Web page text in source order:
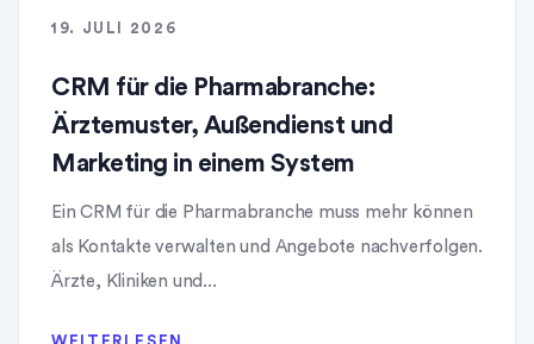
19. JULI 2026
CRM für die Pharmabranche:
Ärztemuster, Außendienst und
Marketing in einem System
Ein CRM für die Pharmabranche muss mehr können
als Kontakte verwalten und Angebote nachverfolgen.
Ärzte, Kliniken und...
WEITERLESEN